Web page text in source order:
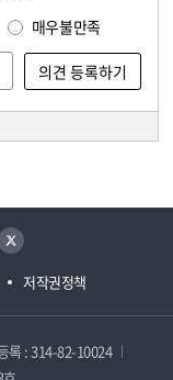
매우불만족
저작권정책
트위터
록 : 314-82-10024